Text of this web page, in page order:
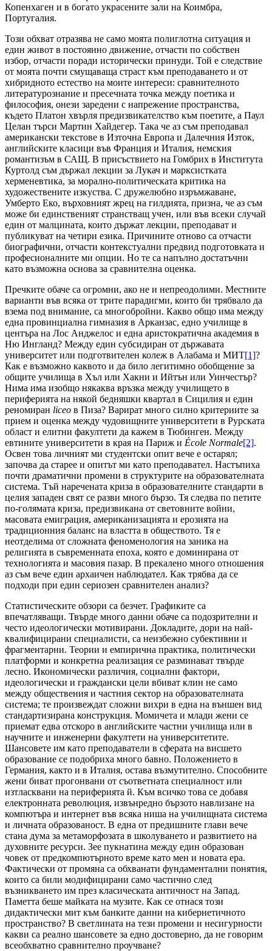
Копенхаген и в богато украсените зали на Коимбра,
Португалия.
Този обхват отразява не само моята полиглотна ситуация и
един живот в постоянно движение, отчасти по собствен
избор, отчасти поради исторически принуди. Той е следствие
от моята почти смущаваща страст към преподаването и от
хибридното естество на моите интереси: сравнителното
литературознание и пресечната точка между поетика и
философия, онези заредени с напрежение пространства,
където Платон хвърля предизвикателство към поетите, а Паул
Целан търси Мартин Хайдегер. Така че аз съм преподавал
американски текстове в Източна Европа и Далечния Изток,
английските класици във Франция и Италия, немския
романтизъм в САЩ. В присъствието на Гомбрих в Института
Куртолд съм държал лекции за Лукач и марксистката
херменевтика, за морално-политическата критика на
художествените изкуства. С дружелюбно изръмжаване,
Умберто Еко, върховният жрец на гилдията, призна, че аз съм
може би единственият странстващ учен, или във всеки случай
един от малцината, които държат лекции, преподават и
публикуват на четири езика. Причините отново са отчасти
биографични, отчасти контекстуални предвид подготовката и
професионалните ми опции. Но те са напълно достатъчни
като възможна основа за сравнителна оценка.
Пречките обаче са огромни, ако не и непреодолими. Местните
варианти във всяка от трите парадигми, които би трябвало да
взема под внимание, са многобройни. Какво общо има между
една провинциална гимназия в Арканзас, едно училище в
центъра на Лос Анджелос и една аристократична академия в
Ню Ингланд? Между един субсидиран от държавата
университет или подготвителен колеж в Алабама и МИТ[1]?
Как е възможно каквото и да било легитимно обобщение за
общите училища в Хъл или Хакни и Ийтън или Уинчестър?
Нима има изобщо някаква връзка между училището в
периферията на някой бедняшки квартал в Сицилия и един
реномиран liceo в Пиза? Варират много силно критериите за
прием и оценка между чудовищните университети в Рурската
област и елитни факултети да кажем в Тюбинген. Между
евтините университети в края на Париж и École Normale[2].
Освен това личният ми студентски опит вече е остарял;
започва да старее и опитът ми като преподавател. Настъпиха
почти драматични промени в структурите на образователната
система. Тъй наречената криза в образователните стандарти в
целия западен свят се разви много бързо. Тя следва по петите
по-голямата криза, предизвикана от световните войни,
масовата емиграция, американизацията и ерозията на
традиционния баланс на властта в обществото. Тя е
неотделима от сложната феноменология на заника на
религията в съвременната епоха, която е доминирана от
технологията и масовия пазар. В прекалено много отношения
аз съм вече един архаичен наблюдател. Как трябва да се
подходи при един сериозен сравнителен анализ?
Статистическите обзори са безчет. Графиките са
впечатляващи. Твърде много данни обаче са подозрителни и
често идеологически мотивирани. Докладите, дори на най-
квалифицирани специалисти, са неизбежно субективни и
фрагментарни. Теории и емпирична практика, политически
платформи и конкретна реализация се разминават твърде
лесно. Икономически различия, социални фактори,
идеологически и граждански цели вбиват клин не само
между обществения и частния сектор на образователната
система; те произвеждат сложни вихри в една на външен вид
стандартизирана конструкция. Момичета и млади жени се
приемат едва отскоро в английските частни училища или в
научните и инженерни факултети на университетите.
Шансовете им като преподаватели в сферата на висшето
образование се подобриха много бавно. Положението в
Германия, както и в Италия, остава възмутително. Способните
жени биват прогонвани от съответната специалност или
изтласквани на периферията й. Към всичко това се добавя
електронната революция, извънредно бързото навлизане на
компютъра и интернет във всяка ниша на училищната система
и личната образованост. В една от предишните глави вече
стана дума за метаморфозата в школуването и развитието на
духовните ресурси. Зее пукнатина между един образован
човек от предкомпютърното време като мен и новата ера.
Фактически от промяна са обхванати фундаментални понятия,
които са били модифицирани само частично след
възникването им през класическата античност на Запад.
Паметта беше майката на музите. Как се отнася този
дидактически мит към банките данни на кибернетичното
пространство? В светлината на тези промени и несигурности
какви са реално шансовете за едно достоверно, да не говорим
всеобхватно сравнително проучване?